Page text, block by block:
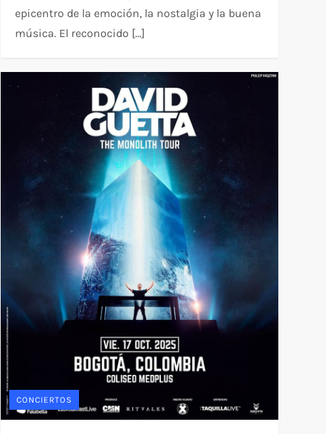
epicentro de la emoción, la nostalgia y la buena
música. El reconocido […]
CONCIERTOS